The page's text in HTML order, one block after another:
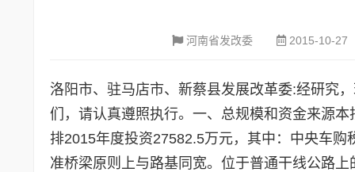
河南省发改委 2015-10-27
洛阳市、驻马店市、新蔡县发展改革委:经研究
们，请认真遵照执行。一、总规模和资金来源
排2015年度投资27582.5万元，其中：中央车
准桥梁原则上与路基同宽。位于普通干线公路